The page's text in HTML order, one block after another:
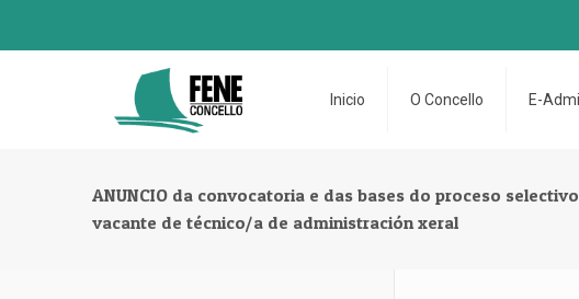
Inicio O Concello E-
ANUNCIO da convocatoria e das bases do proceso
vacante de técnico/a de administración xeral